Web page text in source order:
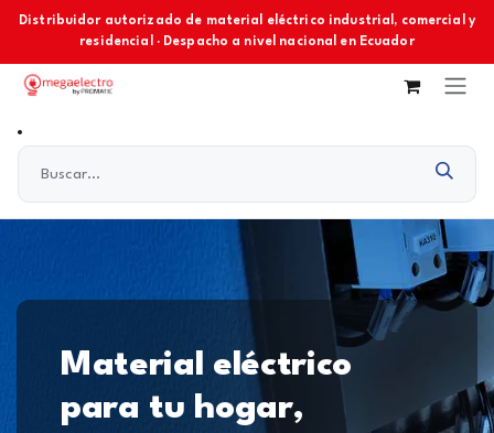
Ir al contenido
Distribuidor autorizado de material eléctrico industrial, comercial y
residencial · Despacho a nivel nacional en Ecuador
Material eléctrico
para tu hogar,